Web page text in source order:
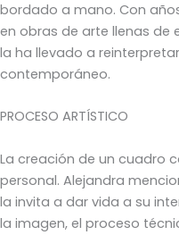
bordado a mano. Con
en obras de arte llenas de
la ha llevado a
contemporáneo.
PROCESO ARTÍSTICO
La creación de un cuadro
personal. Alejandra
la invita a dar vida a su
la imagen, el proceso